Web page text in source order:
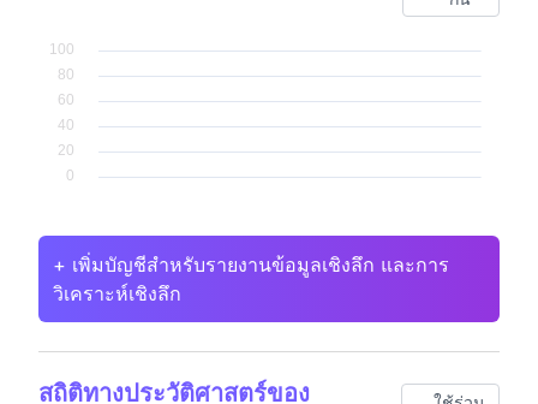
+ เพิ่มบัญชีสำหรับรายงานข้อมูลเชิงลึก และการ
วิเคราะห์เชิงลึก
สถิติทางประวัติศาสตร์ของ